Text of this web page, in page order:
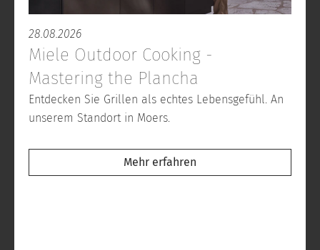
28.08.2026
Miele Outdoor Cooking -
Mastering the Plancha
Entdecken Sie Grillen als echtes Lebensgefühl. An
unserem Standort in Moers.
Mehr erfahren